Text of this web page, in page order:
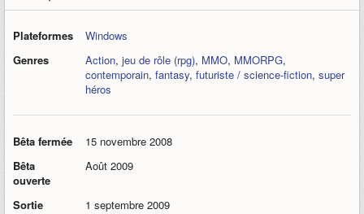
Plateformes
Windows
Genres
Action, jeu de rôle (rpg), MMO, MMORPG,
contemporain, fantasy, futuriste / science-fiction, super
héros
Bêta fermée
15 novembre 2008
Bêta
ouverte
Août 2009
Sortie 1 septembre 2009